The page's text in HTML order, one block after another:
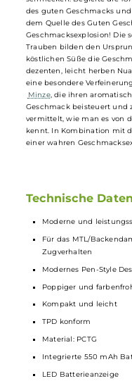
stammen. Nachdem
Batterie erschöpft ist,
durch ein neues ersetzt
ihre Shisha- Tabak-Linie
Aufsehen gesorgt. Die
Geschmacksrichtung
Mitglieder der Rap-
schmecken. Begleite
des guten
dem Quelle des Guten
Geschmacksexplosion!
eine besondere
Geschmack beisteuert
vermittelt, wie man es
kennt. In Kombination
einer wahren
Moderne und
Für das MTL/